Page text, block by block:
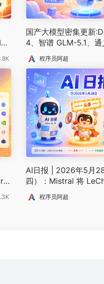
国产大模型密集更新
4、智谱 GLM-5.1、
6
程序员阿超
AI日报 | 2026年5月
四）：Mistral 将
be、Cognition 260
程序员阿超